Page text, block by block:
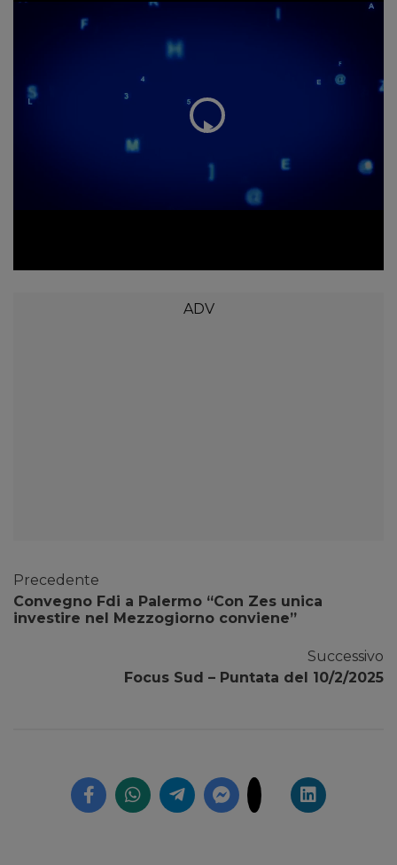
Play
Video
Precedente
Convegno Fdi a Palermo “Con Zes unica
investire nel Mezzogiorno conviene”
Successivo
Focus Sud – Puntata del 10/2/2025